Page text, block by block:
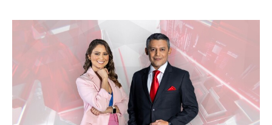
Noticias 4Visión
Noticias 4Visión
News
Los sucesos y hechos más impresionantes, reportajes
conmovedores y los casos que otros no se animan a
contar.